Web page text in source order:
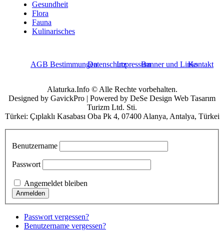
Gesundheit
Flora
Fauna
Kulinarisches
AGB BestimmungenDatenschutzImpressumBanner und LinksKontakt
Alaturka.Info © Alle Rechte vorbehalten.
Designed by GavickPro | Powered by DeSe Design Web Tasarım
Turizm Ltd. Sti.
Türkei: Çıplaklı Kasabası Oba Pk 4, 07400 Alanya, Antalya, Türkei
Benutzername
Passwort
Angemeldet bleiben
Passwort vergessen?
Benutzername vergessen?